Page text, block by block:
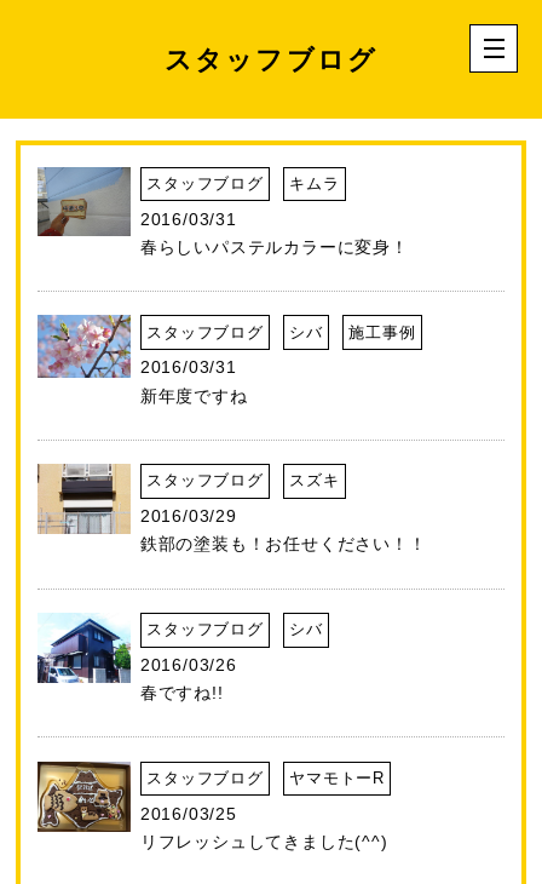
スタッフブログ
スタッフブログ キムラ
2016/03/31
春らしいパステルカラーに変身！
スタッフブログ シバ 施工事例
2016/03/31
新年度ですね
スタッフブログ スズキ
2016/03/29
鉄部の塗装も！お任せください！！
スタッフブログ シバ
2016/03/26
春ですね!!
スタッフブログ ヤマモトーR
2016/03/25
リフレッシュしてきました(^^)